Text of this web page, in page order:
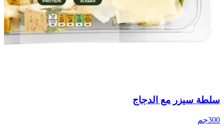
سلطة سيزر مع الدجاج
300جم